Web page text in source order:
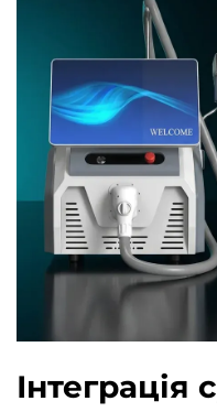
Інтеграція